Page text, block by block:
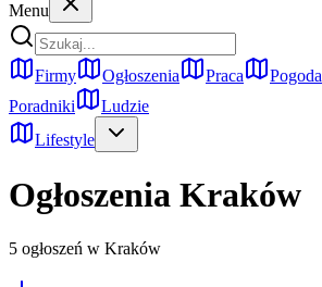
Menu
Firmy Ogłoszenia Praca Pogoda
Poradniki
Ludzie
Lifestyle
Ogłoszenia Kraków
5 ogłoszeń w Kraków